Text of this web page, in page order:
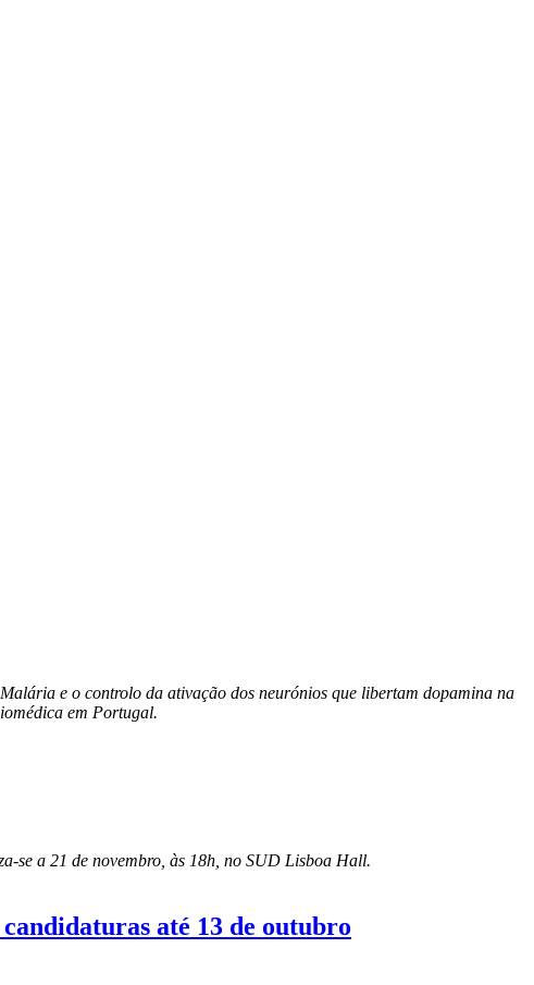
e o controlo da ativação dos neurónios que libertam dopamina na
em Portugal.
se a 21 de novembro, às 18h, no SUD Lisboa Hall.
até 13 de outubro